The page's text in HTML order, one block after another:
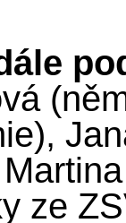
ze